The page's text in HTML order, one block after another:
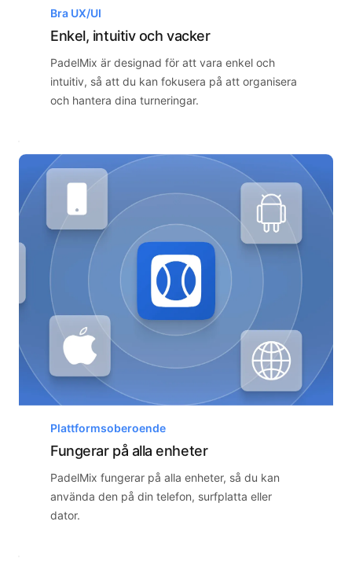
Bra UX/UI
Enkel, intuitiv och vacker
PadelMix är designad för att vara enkel och
intuitiv, så att du kan fokusera på att organisera
och hantera dina turneringar.
Plattformsoberoende
Fungerar på alla enheter
PadelMix fungerar på alla enheter, så du kan
använda den på din telefon, surfplatta eller
dator.